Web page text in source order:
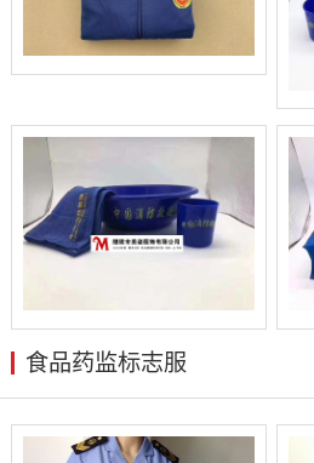
食品药监标志服